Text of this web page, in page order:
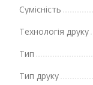
Сумісність
Технологія друку
Тип
Тип друку